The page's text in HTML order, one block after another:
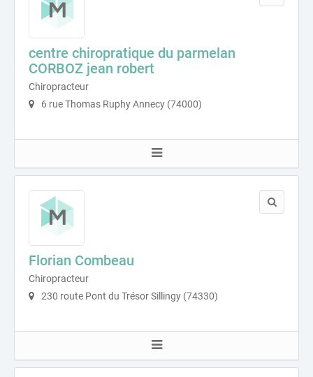
centre chiropratique du parmelan
CORBOZ jean robert
Chiropracteur
6 rue Thomas Ruphy Annecy (74000)
Florian Combeau
Chiropracteur
230 route Pont du Trésor Sillingy (74330)